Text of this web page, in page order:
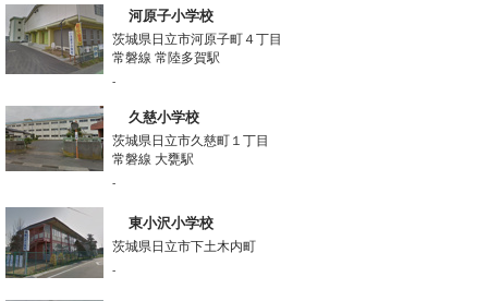
河原子小学校
茨城県日立市河原子町４丁目
常磐線 常陸多賀駅
-
久慈小学校
茨城県日立市久慈町１丁目
常磐線 大甕駅
-
東小沢小学校
茨城県日立市下土木内町
-